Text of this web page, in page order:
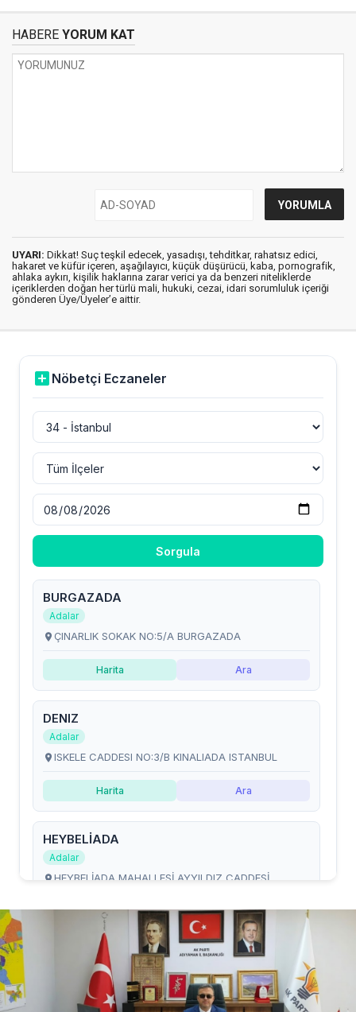
HABERE YORUM KAT
UYARI: Dikkat! Suç teşkil edecek, yasadışı, tehditkar, rahatsız edici,
hakaret ve küfür içeren, aşağılayıcı, küçük düşürücü, kaba, pornografik,
ahlaka aykırı, kişilik haklarına zarar verici ya da benzeri niteliklerde
içeriklerden doğan her türlü mali, hukuki, cezai, idari sorumluluk içeriği
gönderen Üye/Üyeler’e aittir.